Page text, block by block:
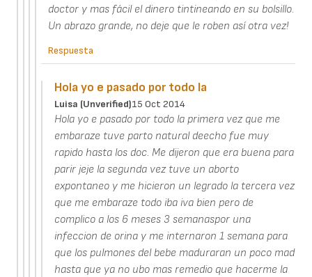
doctor y mas fácil el dinero tintineando en su bolsillo.
Un abrazo grande, no deje que le roben así otra vez!
Respuesta
Hola yo e pasado por todo la
Luisa (unverified)15 Oct 2014
Hola yo e pasado por todo la primera vez que me
embaraze tuve parto natural deecho fue muy
rapido hasta los doc. Me dijeron que era buena para
parir jeje la segunda vez tuve un aborto
expontaneo y me hicieron un legrado la tercera vez
que me embaraze todo iba iva bien pero de
complico a los 6 meses 3 semanaspor una
infeccion de orina y me internaron 1 semana para
que los pulmones del bebe maduraran un poco mad
hasta que ya no ubo mas remedio que hacerme la